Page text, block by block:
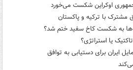
اوکراین شکست می‌خورد
مشترک با ترکیه و پاکستان
به شکست کاخ سفید ختم شد؟
یا استراتژی؟
ایران برای دستیابی به توافق